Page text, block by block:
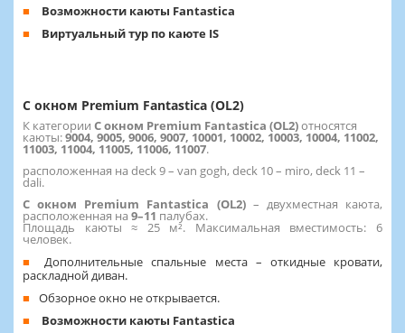
Возможности каюты Fantastica
Виртуальный тур по каюте IS
С окном Premium Fantastica (OL2)
К категории С окном Premium Fantastica (OL2)относятся
каюты:9004, 9005, 9006, 9007, 10001, 10002, 10003, 10004, 11002,
11003, 11004, 11005, 11006, 11007.
расположенная на deck 9 – van gogh, deck 10 – miro, deck 11 –
dali.
С окном Premium Fantastica (OL2)– двухместная каюта,
расположенная на 9–11 палубах.
Площадь каюты ≈ 25 м². Максимальная вместимость: 6
человек.
Дополнительные спальные места – откидные кровати,
раскладной диван.
Обзорное окно не открывается.
Возможности каюты Fantastica